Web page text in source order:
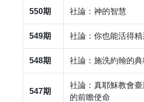
550期 社論：神的智慧
549期 社論：你也能活得精
548期 社論：施洗約翰的典
547期
社論：真耶穌教會
的前瞻使命